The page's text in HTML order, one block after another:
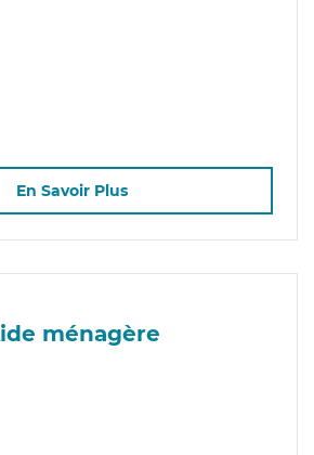
En Savoir Plus
ménagère